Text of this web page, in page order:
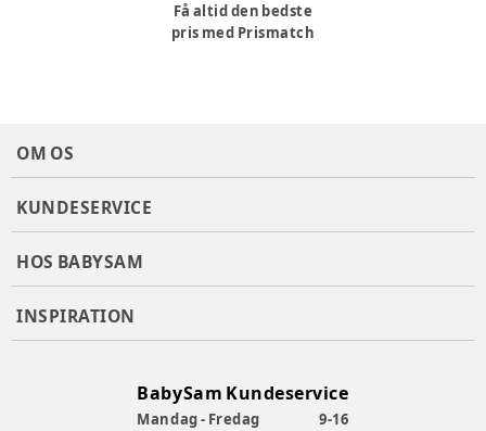
Få altid den bedste
pris med Prismatch
OM OS
KUNDESERVICE
HOS BABYSAM
INSPIRATION
BabySam Kundeservice
Mandag - Fredag
9-16